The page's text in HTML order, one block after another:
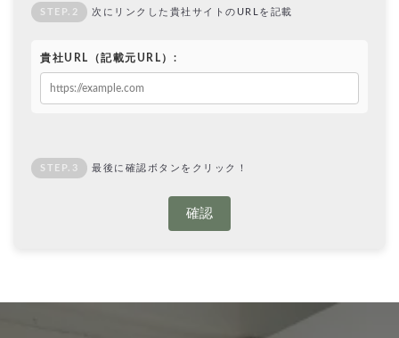
STEP.2 次にリンクした貴社サイトのURLを記載
貴社URL（記載元URL）:
STEP.3 最後に確認ボタンをクリック！
確認